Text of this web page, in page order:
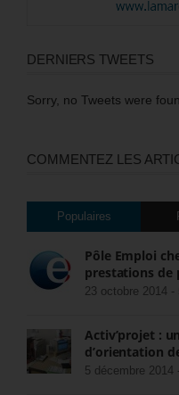
DERNIERS TWEETS
Sorry, no Tweets were
COMMENTEZ LES
Populaires
Pôle Emploi
prestations de
23 octobre 2014 -
Activ’projet :
d’orientation
5 décembre 2014